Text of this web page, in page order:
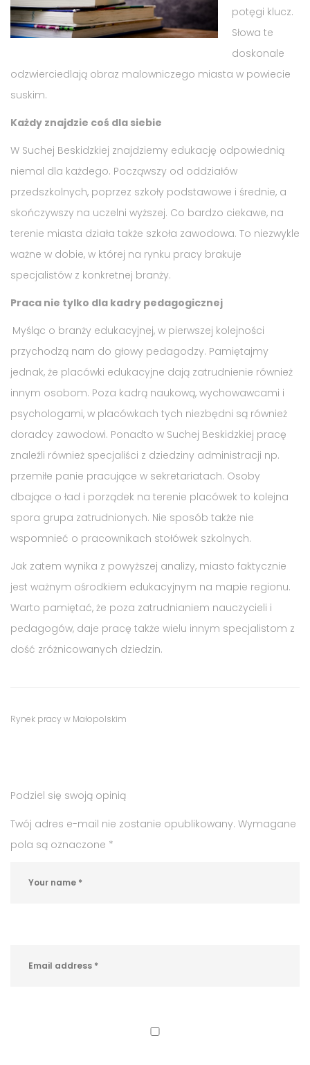
potęgi klucz.
Słowa te
doskonale
odzwierciedlają obraz malowniczego miasta w powiecie
suskim.
Każdy znajdzie coś dla siebie
W Suchej Beskidzkiej znajdziemy edukację odpowiednią
niemal dla każdego. Począwszy od oddziałów
przedszkolnych, poprzez szkoły podstawowe i średnie, a
skończywszy na uczelni wyższej. Co bardzo ciekawe, na
terenie miasta działa także szkoła zawodowa. To niezwykle
ważne w dobie, w której na rynku pracy brakuje
specjalistów z konkretnej branży.
Praca nie tylko dla kadry pedagogicznej
Myśląc o branży edukacyjnej, w pierwszej kolejności
przychodzą nam do głowy pedagodzy. Pamiętajmy
jednak, że placówki edukacyjne dają zatrudnienie również
innym osobom. Poza kadrą naukową, wychowawcami i
psychologami, w placówkach tych niezbędni są również
doradcy zawodowi. Ponadto w Suchej Beskidzkiej pracę
znaleźli również specjaliści z dziedziny administracji np.
przemiłe panie pracujące w sekretariatach. Osoby
dbające o ład i porządek na terenie placówek to kolejna
spora grupa zatrudnionych. Nie sposób także nie
wspomnieć o pracownikach stołówek szkolnych.
Jak zatem wynika z powyższej analizy, miasto faktycznie
jest ważnym ośrodkiem edukacyjnym na mapie regionu.
Warto pamiętać, że poza zatrudnianiem nauczycieli i
pedagogów, daje pracę także wielu innym specjalistom z
dość zróżnicowanych dziedzin.
Tags
oferty
pracy ,
praca
Beskidzka ,
praca
Category
Rynek pracy w Małopolskim
Podziel się swoją opinią
Twój adres e-mail nie zostanie opublikowany. Wymagane
pola są oznaczone *